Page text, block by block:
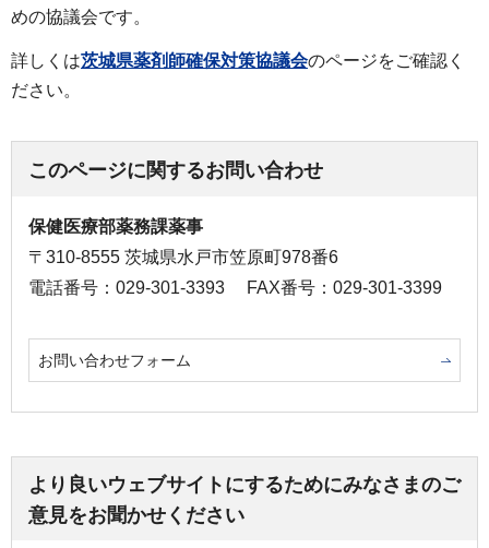
めの協議会です。
詳しくは茨城県薬剤師確保対策協議会のページをご確認く
ださい。
このページに関するお問い合わせ
保健医療部薬務課薬事
〒310-8555 茨城県水戸市笠原町978番6
電話番号：029-301-3393
FAX番号：029-301-3399
お問い合わせフォーム
より良いウェブサイトにするためにみなさまのご
意見をお聞かせください